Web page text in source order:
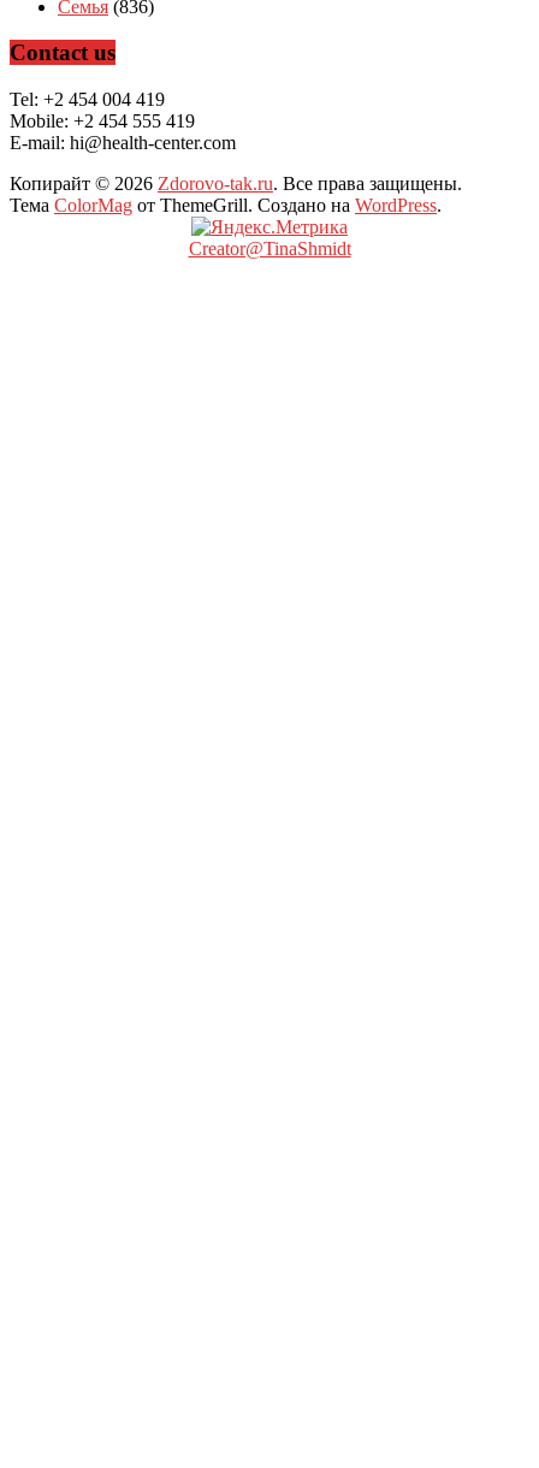
Семья (836)
Contact us
Tel: +2 454 004 419
Mobile: +2 454 555 419
E-mail: hi@health-center.com
Копирайт © 2026 Zdorovo-tak.ru. Все права защищены.
Тема ColorMag от ThemeGrill. Создано на WordPress.
Creator@TinaShmidt